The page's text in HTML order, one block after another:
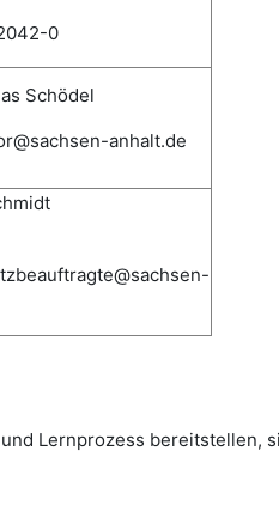
0
Schödel
anhalt.de
Lernprozess bereitstellen,